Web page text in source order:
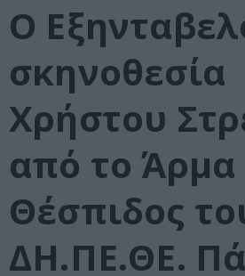
Ο
σκηνοθεσία
Χρήστου
από το Άρμα
Θέσπιδος
ΔΗ.ΠΕ.ΘΕ.